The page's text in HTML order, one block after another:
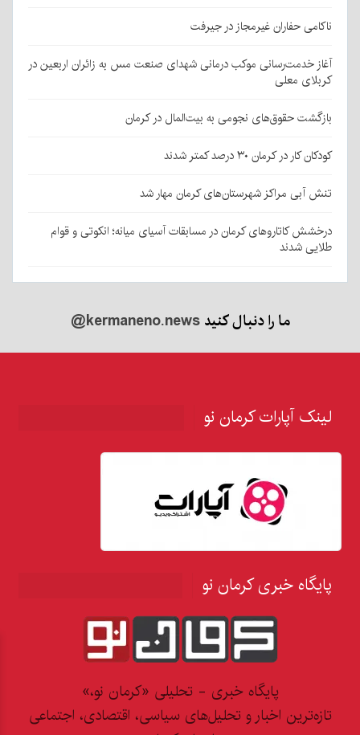
ناکامی حفاران غیرمجاز در جیرفت
آغاز خدمت‌رسانی موکب درمانی شهدای صنعت مس به زائران اربعین در
کربلای معلی
بازگشت حقوق‌های نجومی به بیت‌المال در کرمان
کودکان کار در کرمان ۳۰ درصد کمتر شدند
تنش آبی مراکز شهرستان‌های کرمان مهار شد
درخشش کاتاروهای کرمان در مسابقات آسیای میانه؛ انکوتی و قوام
طلایی شدند
ما را دنبال کنید@kermaneno.news
لینک آپارات کرمان نو
پایگاه خبری کرمان نو
پایگاه خبری - تحلیلی «کرمان نو،»
تازه‌ترین اخبار و تحلیل‌های سیاسی، اقتصادی، اجتماعی